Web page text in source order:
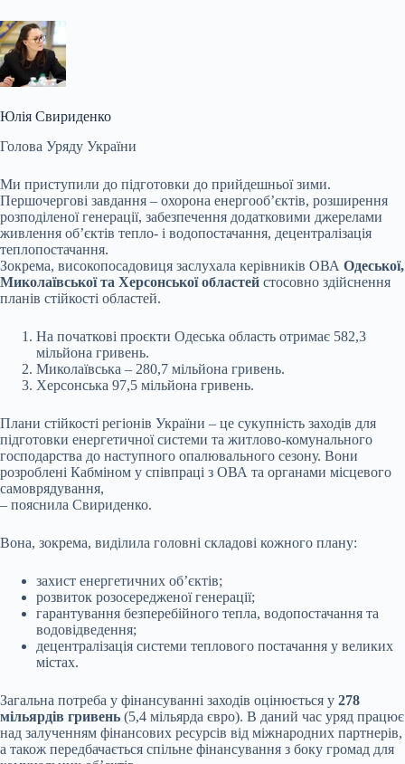
Юлія Свириденко
Голова Уряду України
Ми приступили до підготовки до прийдешньої зими.
Першочергові завдання – охорона енергообʼєктів, розширення
розподіленої генерації, забезпечення додатковими джерелами
живлення об’єктів тепло- і водопостачання, децентралізація
теплопостачання.
Зокрема, високопосадовиця заслухала керівників ОВА Одеської,
Миколаївської та Херсонської областей стосовно здійснення
планів стійкості областей.
На початкові проєкти Одеська область отримає 582,3
мільйона гривень.
Миколаївська – 280,7 мільйона гривень.
Херсонська 97,5 мільйона гривень.
Плани стійкості регіонів України – це сукупність заходів для
підготовки енергетичної системи та житлово-комунального
господарства до наступного опалювального сезону. Вони
розроблені Кабміном у співпраці з ОВА та органами місцевого
самоврядування,
– пояснила Свириденко.
Вона, зокрема, виділила головні складові кожного плану:
захист енергетичних обʼєктів;
розвиток розосередженої генерації;
гарантування безперебійного тепла, водопостачання та
водовідведення;
децентралізація системи теплового постачання у великих
містах.
Загальна потреба у фінансуванні заходів оцінюється у 278
мільярдів гривень (5,4 мільярда євро). В даний час уряд працює
над залученням фінансових ресурсів від міжнародних партнерів,
а також передбачається спільне фінансування з боку громад для